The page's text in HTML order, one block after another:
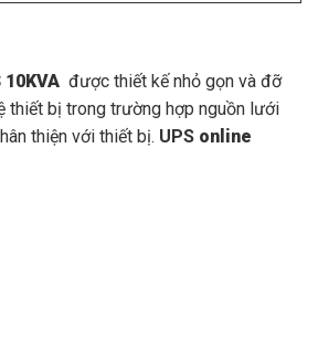
10KVA được thiết kế nhỏ gọn và đỡ
thiết bị trong trường hợp nguồn lưới
thiện với thiết bị. UPS online